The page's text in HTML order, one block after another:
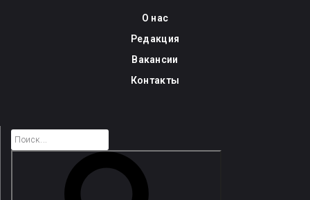
О нас
Редакция
Вакансии
Контакты